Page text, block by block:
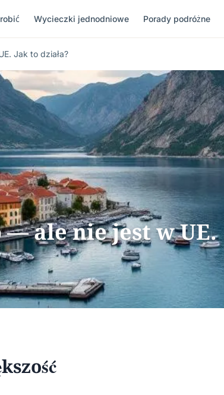
Wycieczki jednodniowe Porady podróżne
Jak to działa?
ale nie jest w UE.